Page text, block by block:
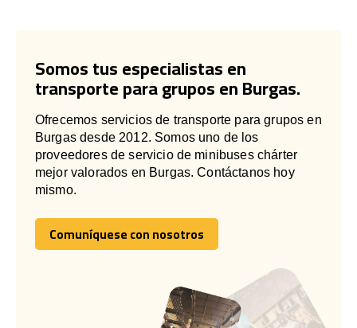
Somos tus especialistas en
transporte para grupos en Burgas.
Ofrecemos servicios de transporte para grupos en
Burgas desde 2012. Somos uno de los
proveedores de servicio de minibuses chárter
mejor valorados en Burgas. Contáctanos hoy
mismo.
Comuníquese con nosotros
Comuníquese con nosotros